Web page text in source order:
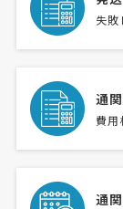
失
通
費
通